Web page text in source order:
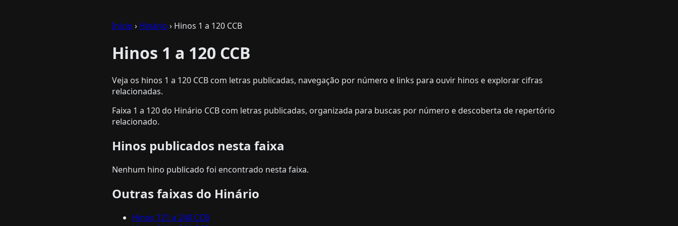
Início › Hinário › Hinos 1 a 120 CCB
Hinos 1 a 120 CCB
Veja os hinos 1 a 120 CCB com letras publicadas, navegação por número e links para ouvir hinos e explorar cifras
relacionadas.
Faixa 1 a 120 do Hinário CCB com letras publicadas, organizada para buscas por número e descoberta de repertório
relacionado.
Hinos publicados nesta faixa
Nenhum hino publicado foi encontrado nesta faixa.
Outras faixas do Hinário
Hinos 121 a 240 CCB